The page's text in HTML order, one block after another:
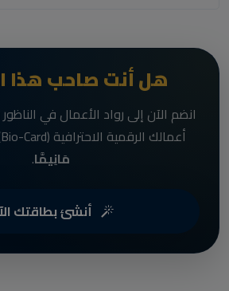
هل أنت صاحب هذا
انضم الآن إلى رواد الأعمال في
أعمالك الرقمية الاحترافية (Bio-Card) مجاناً عبر خدمة
مَانِيمَّا.
أنشئ بطاقتك